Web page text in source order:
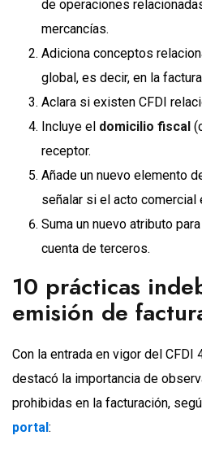
de operaciones
mercancías.
Adiciona conceptos
global, es decir, en la
Aclara si existen CFDI
Incluye el domicilio fiscal
receptor.
Añade un nuevo elemento
señalar si el acto comercial
Suma un nuevo atributo
cuenta de terceros.
10 prácticas
emisión de
Con la entrada en vigor del CFDI
destacó la importancia de
prohibidas en la facturación,
portal: